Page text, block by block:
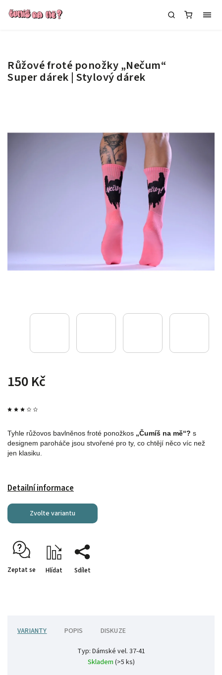
Růžové froté ponožky „Nečum“
Super dárek | Stylový dárek
150 Kč
Tyhle růžovos bavlněnos froté ponožkos „Čumíš na mě“? s
designem paroháče jsou stvořené pro ty, co chtějí něco víc než
jen klasiku.
Detailní informace
Zvolte variantu
Zeptat se Hlídat Sdílet
VARIANTY POPIS DISKUZE
Typ: Dámské vel. 37-41
Skladem (>5 ks)